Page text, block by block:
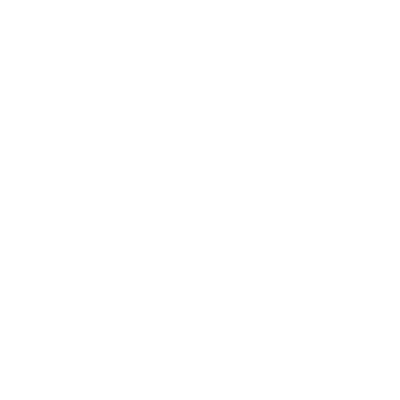
Smartphones ein und lässt sich problemlos mit jeder
Kompatibilität und Flexibilität ermöglicht es dir,
die Schutzfunktionen zu beeinträchtigen.